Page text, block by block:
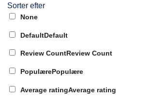
Sorter efter
None
DefaultDefault
Review CountReview Count
PopulærePopulære
Average ratingAverage rating